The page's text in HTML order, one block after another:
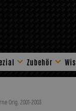
Zubehör
Stahlflex
Orig. 2001-2003